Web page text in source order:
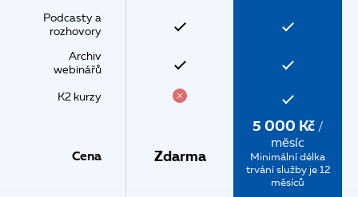
Podcasty a
rozhovory
Archiv
webinářů
K2 kurzy
Cena Zdarma
5 000 Kč/
měsíc
Minimální délka
trvání služby je 12
měsíců